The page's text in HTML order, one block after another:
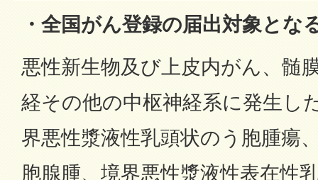
・全国がん登録の届出対象とな
悪性新生物及び上皮内がん、髄
経その他の中枢神経系に発生し
界悪性漿液性乳頭状のう胞腫瘍
胞腺腫、境界悪性漿液性表在性